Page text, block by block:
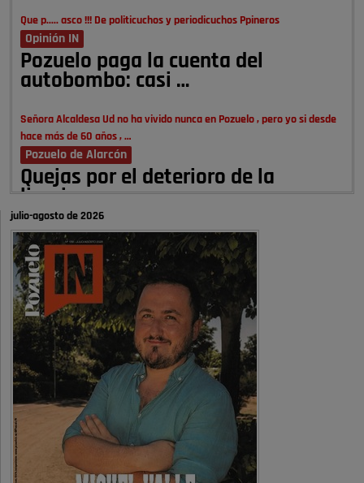
Que p..... asco !!! De politicuchos y periodicuchos Ppineros
Opinión IN
Pozuelo paga la cuenta del
autobombo: casi …
Señora Alcaldesa Ud no ha vivido nunca en Pozuelo , pero yo si desde
hace más de 60 años , …
Pozuelo de Alarcón
Quejas por el deterioro de la
limpieza …
A ver si es posible que haya vivienda para familias con hijos y no
solamente jóvenes que no es tan …
Pozuelo de Alarcón
Pozuelo desbloquea
definitivamente Huerta Grande: las
obras …
Donde pueden inscribirse las personas empadronados en Pozuelo para
la vivienda asequible .
Pozuelo de Alarcón
Pozuelo desbloquea
definitivamente Huerta Grande: las
obras …
julio-agosto de 2026